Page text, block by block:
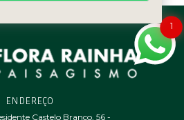
ENDEREÇO
Castelo Branco, 56 - ㅤ
1